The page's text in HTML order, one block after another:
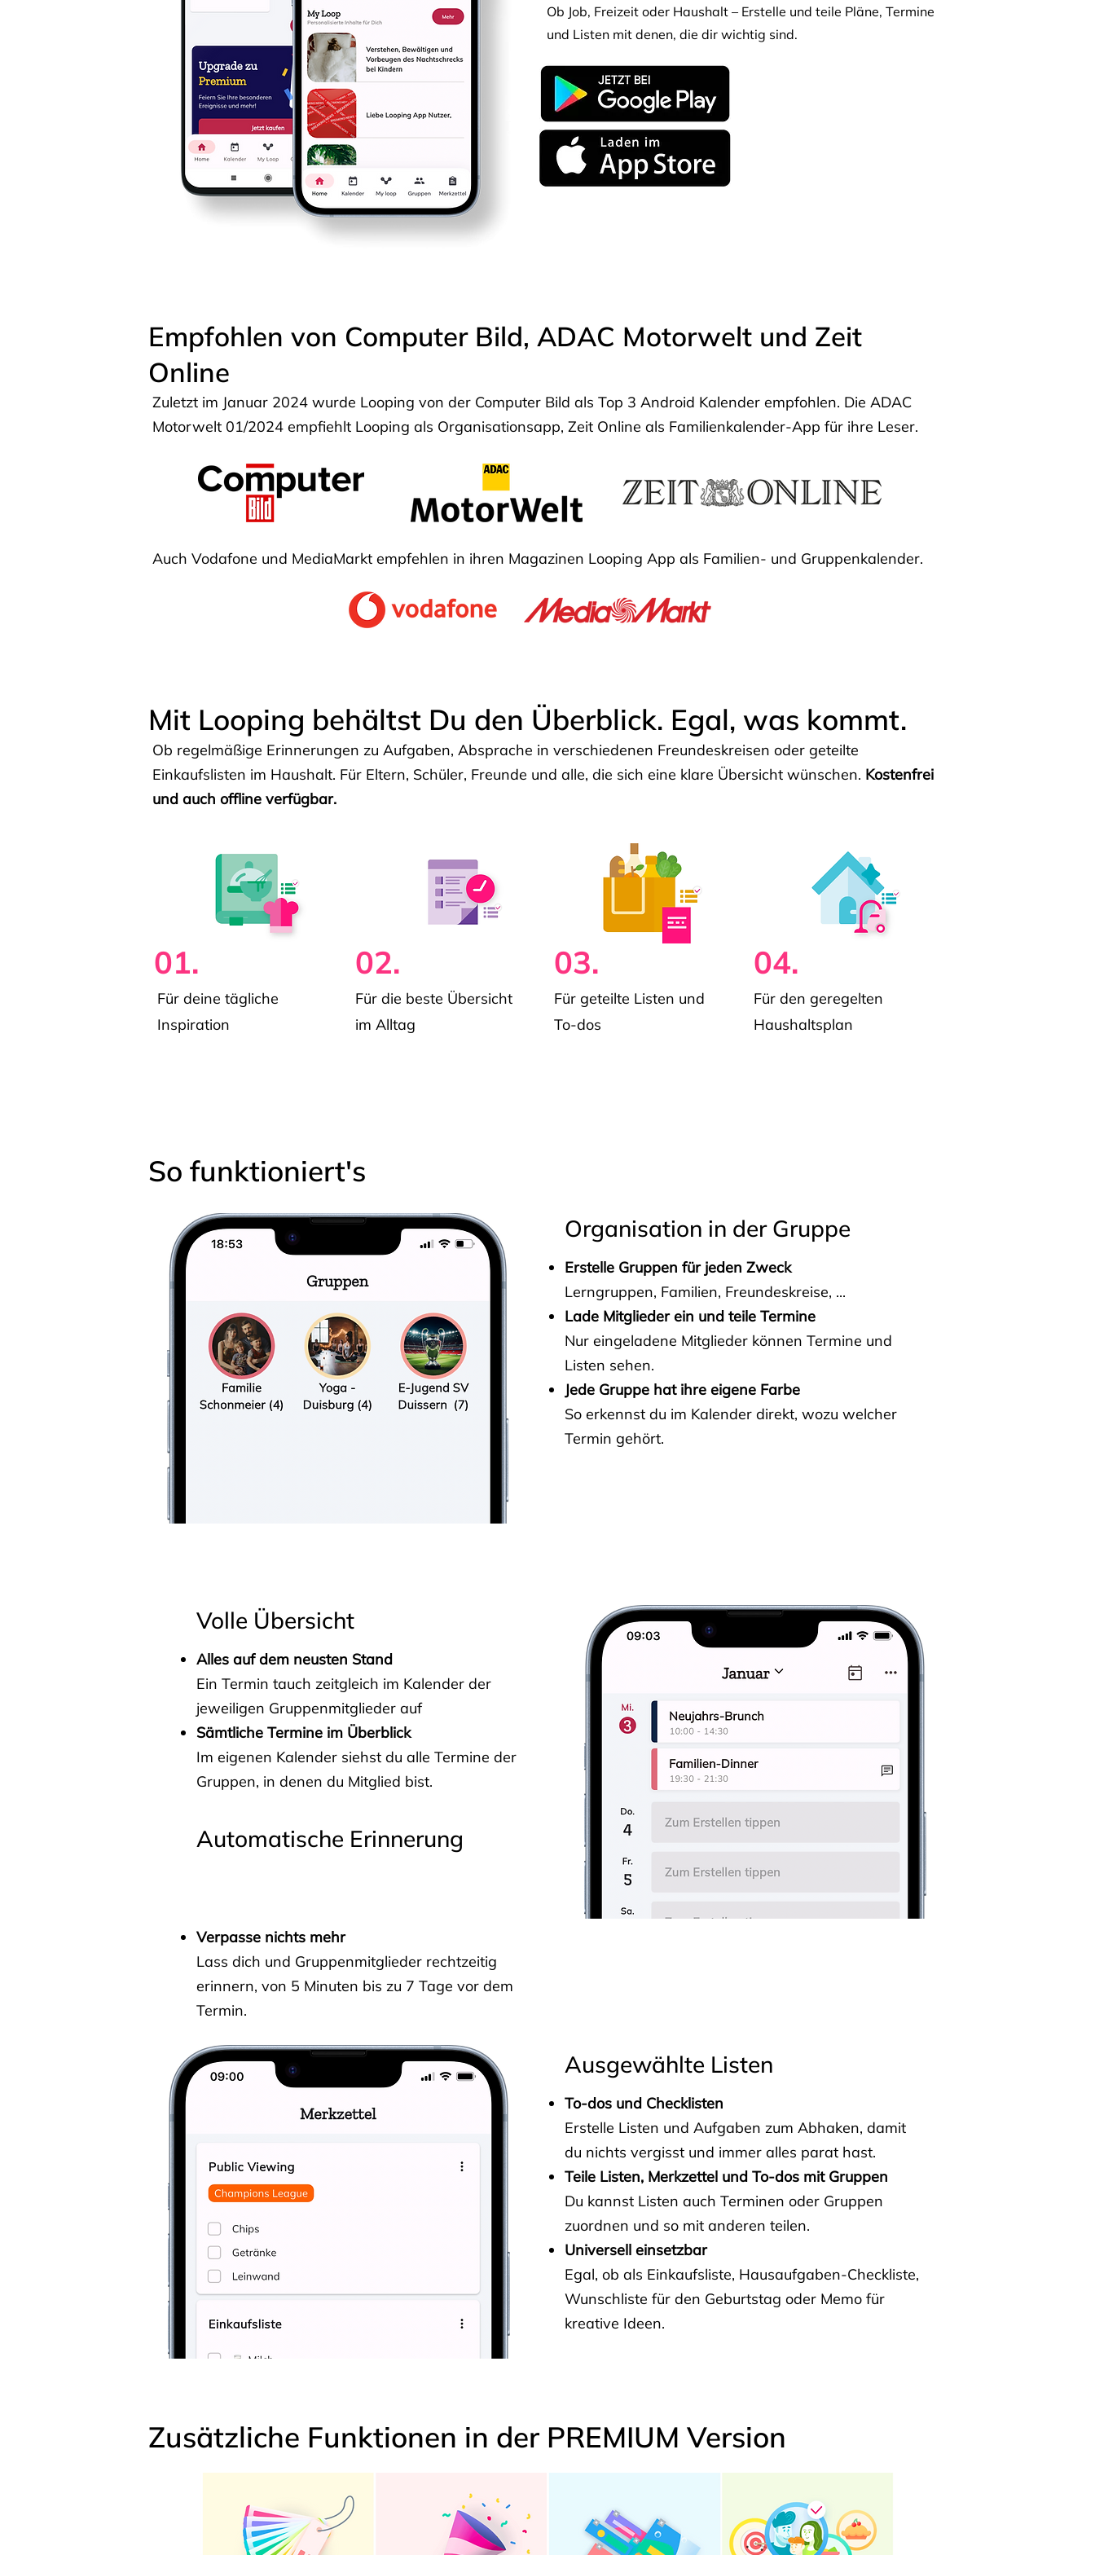
Ob Job, Freizeit oder Haushalt – Erstelle und teile Pläne, Termine
und Listen mit denen, die dir wichtig sind.
Empfohlen von Computer Bild, ADAC Motorwelt und Zeit
Online
Zuletzt im Januar 2024 wurde Looping von der Computer Bild als Top 3 Android Kalender empfohlen. Die ADAC
Motorwelt 01/2024 empfiehlt Looping als Organisationsapp, Zeit Online als Familienkalender-App für ihre Leser.
Auch Vodafone und MediaMarkt empfehlen in ihren Magazinen Looping App als Familien- und Gruppenkalender.
Mit Looping behältst Du den Überblick. Egal, was kommt.
Ob regelmäßige Erinnerungen zu Aufgaben, Absprache in verschiedenen Freundeskreisen oder geteilte
Einkaufslisten im Haushalt. Für Eltern, Schüler, Freunde und alle, die sich eine klare Übersicht wünschen. Kostenfrei
und auch offline verfügbar.
01.
Für deine tägliche
Inspiration
02.
Für die beste Übersicht
im Alltag
03.
Für geteilte Listen und
To-dos
04.
Für den geregelten
Haushaltsplan
So funktioniert's
Organisation in der Gruppe
Erstelle Gruppen für jeden Zweck
Lerngruppen, Familien, Freundeskreise, ...
Lade Mitglieder ein und teile Termine
Nur eingeladene Mitglieder können Termine und
Listen sehen.
Jede Gruppe hat ihre eigene Farbe
So erkennst du im Kalender direkt, wozu welcher
Termin gehört.
Volle Übersicht
Alles auf dem neusten Stand
Ein Termin tauch zeitgleich im Kalender der
jeweiligen Gruppenmitglieder auf
Sämtliche Termine im Überblick
Im eigenen Kalender siehst du alle Termine der
Gruppen, in denen du Mitglied bist.
Automatische Erinnerung
Verpasse nichts mehr
Lass dich und Gruppenmitglieder rechtzeitig
erinnern, von 5 Minuten bis zu 7 Tage vor dem
Termin.
Ausgewählte Listen
To-dos und Checklisten
Erstelle Listen und Aufgaben zum Abhaken, damit
du nichts vergisst und immer alles parat hast.
Teile Listen, Merkzettel und To-dos mit Gruppen
Du kannst Listen auch Terminen oder Gruppen
zuordnen und so mit anderen teilen.
Universell einsetzbar
Egal, ob als Einkaufsliste, Hausaufgaben-Checkliste,
Wunschliste für den Geburtstag oder Memo für
kreative Ideen.
Zusätzliche Funktionen in der PREMIUM Version